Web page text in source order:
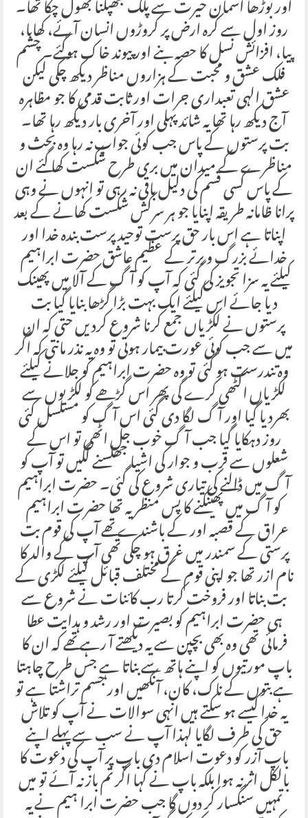
اور بوڑھا آسمان حیرت سے پلک جھپکنا بھول چکا تھا۔
روز اول سے کرہ ارض پر کروڑوں انسان آئے، کھایا،
پیا، افزائش نسل کا حصہ بنے اور پیوند خاک ہوگئے۔ چشم
فلک عشق و محبت کے ہزاروں مناظر دیکھ چکی لیکن
عشق الہی تعبداری جرات اور ثابت قدمی کا جو مظاہرہ
آج دیکھ رہا تھا یہ شائد پہلی اور آخری بار دیکھ رہا تھا۔
بت پرستوں کے پاس جب کوئی جواب نہ رہا وہ بحث و
مناظرے کے میدان میں بری طرح شکست کھا گئے ان
کے پاس کسی قسم کی دلیل باقی نہ رہی تو انہوں نے وہی
پرانا ظامانہ طریقہ اپنایا جو ہر سرکش شکست کھانے کے بعد
اپناتا ہے اس بار حق پرست توحید پرست بندہ خدا اور
خدائے بزرگ و برتر کے عظیم عاشق حضرت ابراہیم
کیلئے یہ سزا تجویز کی گئی کہ آپ کو آگ کے آلا میں پھینک
دیا جائے اس کیلئے ایک بہت بڑا گڑھا بنایا گیا بت
پرستوں نے لکڑیاں جمع کرنا شروع کردیں حتی کہ ان
میں سے جب کوئی عورت بیمار ہوتی تو وہ یہ نذر مانتی کہ اگر
وہ تندرست ہو گئی تو وہ حضرت ابراہیم کو جلانے کیلئے
لکڑیاں اکٹھی کرے گی پھر اس گڑھے کو لکڑیوں سے
بھردیا گیا اور آگ لگا دی گئی اس آگ کو مسلسل کئی
روز دہکایا گیا جب آگ خوب جل اٹھی تو اس کے
شعلوں سے قرب و جوار کی اشیا جھلسنے لگیں تو آپ کو
آگ میں ڈالنے کی تیاری شروع کی گئی۔ حضرت ابراہیم
کو آگ میں پھینکنے کا پس منظر یہ تھا حضرت ابراہیم
عراق کے قصبہ اور کے باشندے تھے آپ کی قوم بت
پرستی کے سمندر میں غرق ہو چکی تھی آپ کے والد کا
نام ازر تھا جو اپنی قوم کے مختلف قبائل کیلئے لکڑی کے
بت بناتا اور فروخت کرتا رب کائنات نے شروع سے
ہی حضرت ابراہیم کو بصیرت اور رشد و ہدایت عطا
فرمائی تھی وہ بھی بچپن سے یہ دیکھتے آ رہے تھے کہ ان کا
باپ مورتیوں کو اپنے ہاتھ سے بناتا ہے جس طرح چاہتا
ہے بتوں کے ناک، کان، آنکھیں اور جسم تراشتا ہے تو
یہ خدا کیسے ہو سکتے ہیں انہی سوالات نے آپ کو تلاش
حق کی طرف لگایا لہذا آپ نے سب سے پہلے اپنے
باپ آزر کو دعوت اسلام دی باپ پر آپ کی دعوت کا
بالکل اثر نہ ہوا بلکہ باپ نے کہا اگر تم باز نہ آئے تو میں
تمہیں سنگسار کر دوں گا جب حضرت ابرا ہیم نے یہ